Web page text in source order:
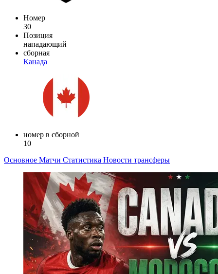
Номер
30
Позиция
нападающий
сборная
Канада
номер в сборной
10
Основное Матчи Статистика Новости трансферы